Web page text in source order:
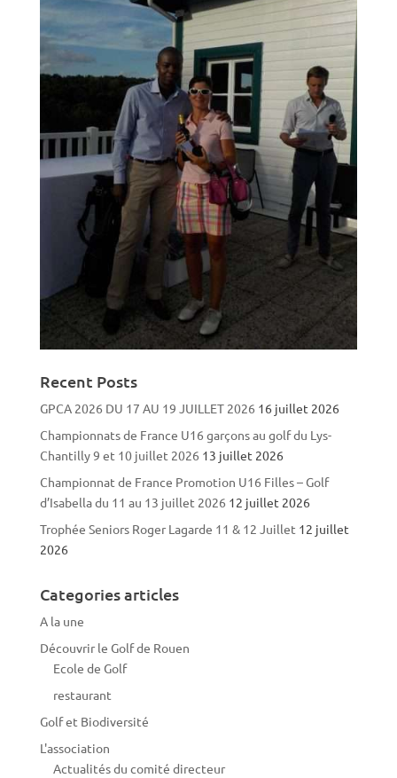
Recent Posts
GPCA 2026 DU 17 AU 19 JUILLET 2026 16 juillet 2026
Championnats de France U16 garçons au golf du Lys-
Chantilly 9 et 10 juillet 2026 13 juillet 2026
Championnat de France Promotion U16 Filles – Golf
d’Isabella du 11 au 13 juillet 2026 12 juillet 2026
Trophée Seniors Roger Lagarde 11 & 12 Juillet 12 juillet
2026
Categories articles
A la une
Découvrir le Golf de Rouen
Ecole de Golf
restaurant
Golf et Biodiversité
L'association
Actualités du comité directeur